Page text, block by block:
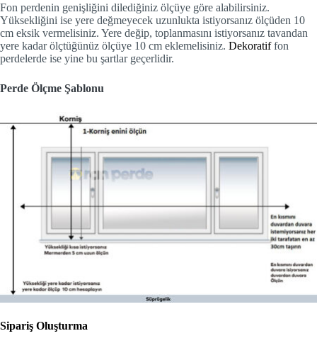
Fon perdenin genişliğini dilediğiniz ölçüye göre alabilirsiniz.
Yüksekliğini ise yere değmeyecek uzunlukta istiyorsanız ölçüden 10
cm eksik vermelisiniz. Yere değip, toplanmasını istiyorsanız tavandan
yere kadar ölçtüğünüz ölçüye 10 cm eklemelisiniz. Dekoratiffon
perdelerde ise yine bu şartlar geçerlidir.
Perde Ölçme Şablonu
Sipariş Oluşturma